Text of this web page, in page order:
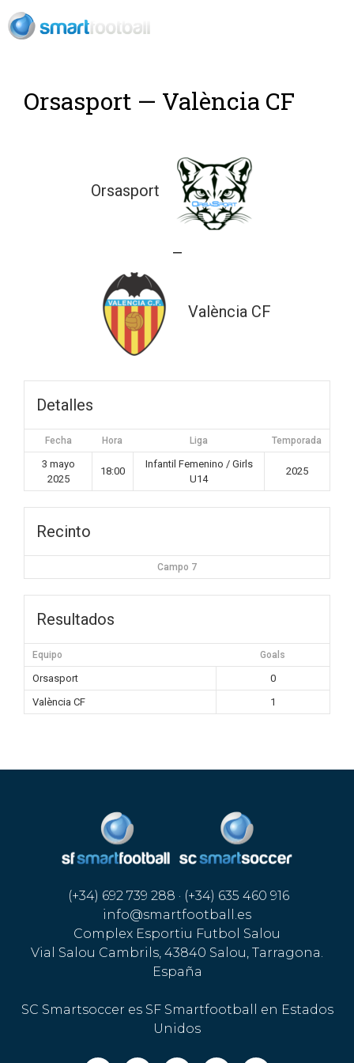
Orsasport — València CF
Orsasport
—
València CF
Detalles
Fecha Hora Liga Temporada
3 mayo
2025
18:00
Infantil Femenino / Girls
U14
2025
Recinto
Campo 7
Resultados
Equipo Goals
Orsasport
0
València CF
1
(+34) 692 739 288 · (+34) 635 460 916
info@smartfootball.es
Complex Esportiu Futbol Salou
Vial Salou Cambrils, 43840 Salou, Tarragona.
España
SC Smartsoccer es SF Smartfootball en Estados
Unidos